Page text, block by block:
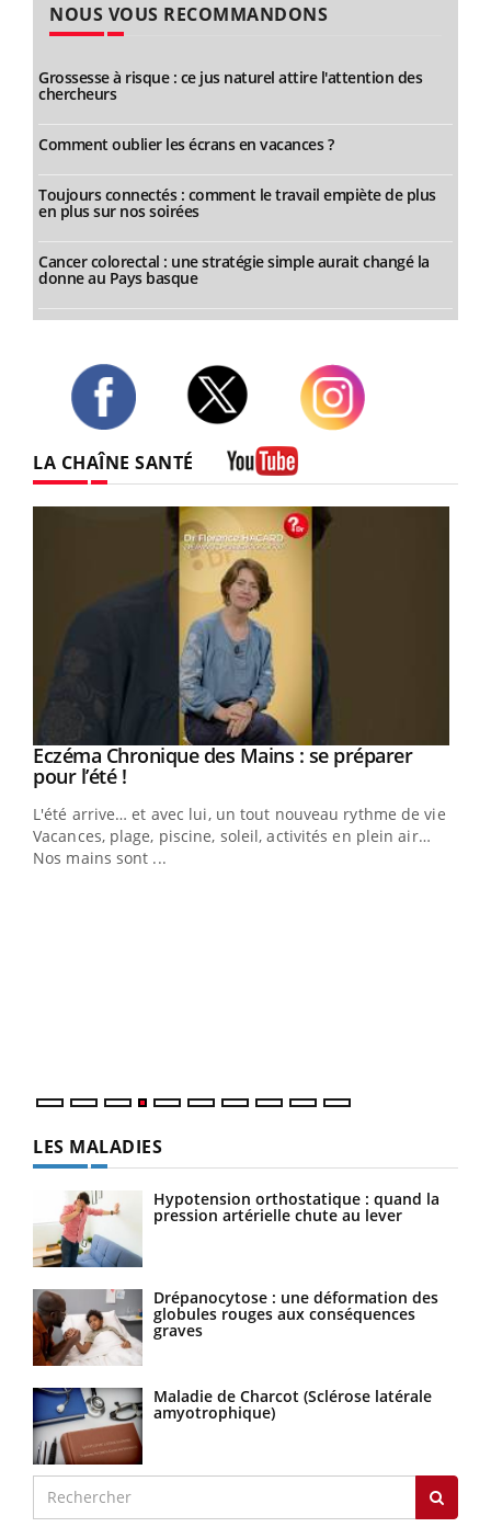
NOUS VOUS RECOMMANDONS
Grossesse à risque : ce jus naturel attire l'attention des
chercheurs
Comment oublier les écrans en vacances ?
Toujours connectés : comment le travail empiète de plus
en plus sur nos soirées
Cancer colorectal : une stratégie simple aurait changé la
donne au Pays basque
LA CHAÎNE SANTÉ
Youtube
Eczéma Chronique des Mains : se préparer
pour l’été !Youtube
L'été arrive… et avec lui, un tout nouveau rythme de vie !
Vacances, plage, piscine, soleil, activités en plein air…
Nos mains sont ...
LES MALADIES
Hypotension orthostatique : quand la
pression artérielle chute au lever
Drépanocytose : une déformation des
globules rouges aux conséquences
graves
Maladie de Charcot (Sclérose latérale
amyotrophique)